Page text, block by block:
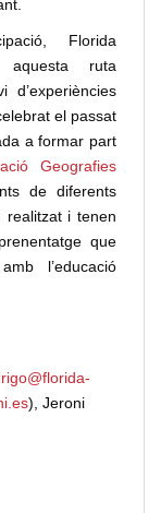
Florida
aquesta ruta
d’experiències
el passat
a formar part
Geografies
de diferents
realitzat i tenen
que
l’educació
), Jeroni